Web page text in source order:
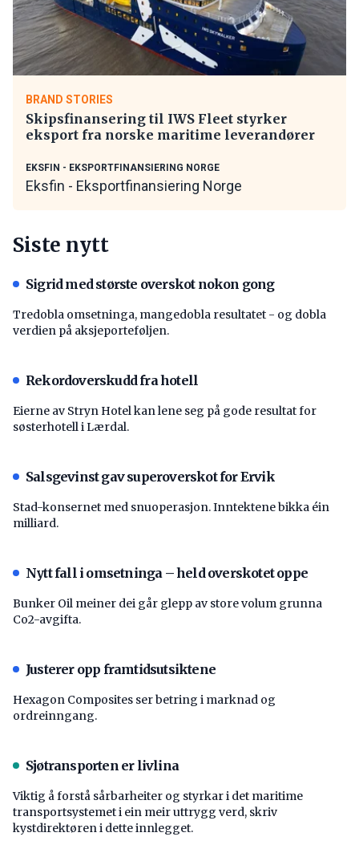
BRAND STORIES
Skipsfinansering til IWS Fleet styrker
eksport fra norske maritime leverandører
EKSFIN - EKSPORTFINANSIERING NORGE
Eksfin - Eksportfinansiering Norge
Siste nytt
Sigrid med største overskot nokon gong
Tredobla omsetninga, mangedobla resultatet - og dobla
verdien på aksjeporteføljen.
Rekordoverskudd fra hotell
Eierne av Stryn Hotel kan lene seg på gode resultat for
søsterhotell i Lærdal.
Salsgevinst gav superoverskot for Ervik
Stad-konsernet med snuoperasjon. Inntektene bikka éin
milliard.
Nytt fall i omsetninga – held overskotet oppe
Bunker Oil meiner dei går glepp av store volum grunna
Co2-avgifta.
Justerer opp framtidsutsiktene
Hexagon Composites ser betring i marknad og
ordreinngang.
Sjøtransporten er livlina
Viktig å forstå ­sårbarheiter og styrkar i det maritime
transport­systemet i ein meir uttrygg verd, skriv
kystdirektøren i dette innlegget.